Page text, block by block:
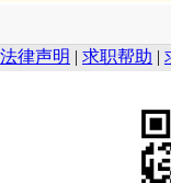
法律声明 | 求职帮助 |